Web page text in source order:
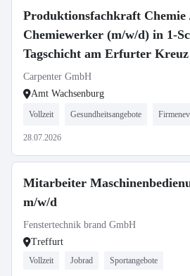
Produktionsfachkraft Chemie
Chemiewerker (m/w/d) in 1-
Tagschicht am Erfurter Kreuz
Carpenter GmbH
Amt Wachsenburg
Vollzeit Gesundheitsangebote
28.07.2026
Mitarbeiter
m/w/d
Fenstertechnik brand GmbH
Treffurt
Vollzeit Jobrad Sportangebote